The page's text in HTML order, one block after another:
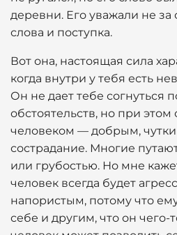
деревни. Его уважали не за
слова и поступка.
Вот она, настоящая сила
когда внутри у тебя есть
Он не дает тебе согнуться
обстоятельств, но при этом
человеком — добрым,
сострадание. Многие
или грубостью. Но мне
человек всегда будет
напористым, потому что
себе и другим, что он чего-